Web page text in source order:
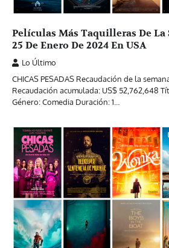
Películas Más Taquilleras De La
25 De Enero De 2024 En USA
Lo Último
CHICAS PESADAS Recaudación de la
Recaudación acumulada: US$ 52,762,648
Género: Comedia Duración: 1…